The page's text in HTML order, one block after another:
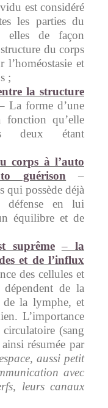
est considéré
les parties du
elles de façon
du corps
l’homéostasie et
;
la structure
La forme d’une
fonction qu’elle
étant
corps à l’auto
guérison
–
qui possède déjà
défense en lui
équilibre et de
suprême –la
et de l’influx
des cellules et
dépendent de la
la lymphe, et
L’importance
(sang
résumée par
aussi petit
avec
leurs canaux